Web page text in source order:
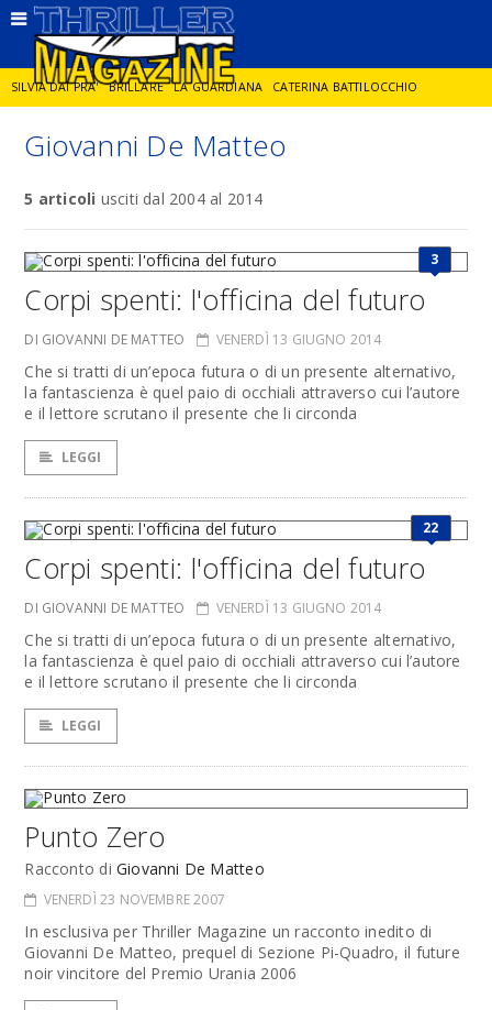
SILVIA DAI PRA' BRILLARE LA GUARDIANA CATERINA BATTILOCCHIO
JORGE DIAZ LA SPIA DELITTO IN CORNICE GIANCARLO DE CATALDO
Giovanni De Matteo
5 articoli usciti dal 2004 al 2014
3
Corpi spenti: l'officina del futuro
DI GIOVANNI DE MATTEO VENERDÌ 13 GIUGNO 2014
Che si tratti di un’epoca futura o di un presente alternativo,
la fantascienza è quel paio di occhiali attraverso cui l’autore
e il lettore scrutano il presente che li circonda
LEGGI
22
Corpi spenti: l'officina del futuro
DI GIOVANNI DE MATTEO VENERDÌ 13 GIUGNO 2014
Che si tratti di un’epoca futura o di un presente alternativo,
la fantascienza è quel paio di occhiali attraverso cui l’autore
e il lettore scrutano il presente che li circonda
LEGGI
Punto Zero
Racconto di Giovanni De Matteo
VENERDÌ 23 NOVEMBRE 2007
In esclusiva per Thriller Magazine un racconto inedito di
Giovanni De Matteo, prequel di Sezione Pi-Quadro, il future
noir vincitore del Premio Urania 2006